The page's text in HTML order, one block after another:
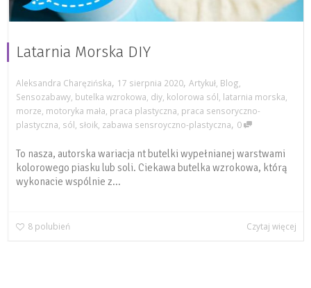
Latarnia Morska DIY
Aleksandra Charęzińska, 17 sierpnia 2020, Artykuł Blog
Sensozabawy butelka wzrokowa diy kolorowa sól latarnia morska
morze motoryka mała praca plastyczna praca sensoryczno-
plastyczna sól słoik zabawa sensroyczno-plastyczna, 0
To nasza, autorska wariacja nt butelki wypełnianej warstwami
kolorowego piasku lub soli. Ciekawa butelka wzrokowa, którą
wykonacie wspólnie z...
8 polubień Czytaj więcej